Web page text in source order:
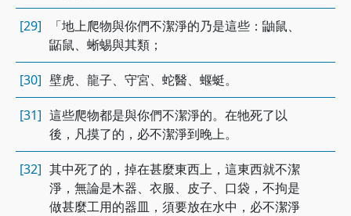
[29]
「地上爬物與你們不潔淨的乃是這些：鼬鼠、
鼫鼠、蜥蜴與其類；
[30] 壁虎、龍子、守宮、蛇醫、蝘蜓。
[31] 這些爬物都是與你們不潔淨的。在牠死了以
後，凡摸了的，必不潔淨到晚上。
[32] 其中死了的，掉在甚麼東西上，這東西就不潔
淨，無論是木器、衣服、皮子、口袋，不拘是
做甚麼工用的器皿，須要放在水中，必不潔淨